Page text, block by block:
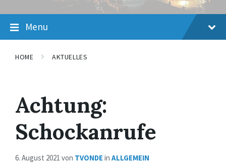
Menu
HOME AKTUELLES
Achtung:
Schockanrufe
6. August 2021 von TVONDE in ALLGEMEIN